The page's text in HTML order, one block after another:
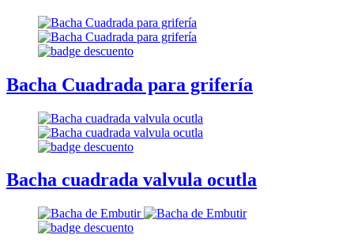
Bacha Cuadrada para grifería
Bacha cuadrada valvula ocutla